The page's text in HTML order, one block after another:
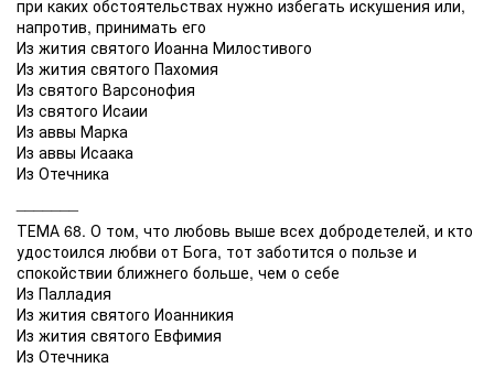
при каких обстоятельствах нужно избегать искушения или,
напротив, принимать его
Из жития святого Иоанна Милостивого
Из жития святого Пахомия
Из святого Варсонофия
Из святого Исаии
Из аввы Марка
Из аввы Исаака
Из Отечника
ТЕМА 68. О том, что любовь выше всех добродетелей, и кто
удостоился любви от Бога, тот заботится о пользе и
спокойствии ближнего больше, чем о себе
Из Палладия
Из жития святого Иоанникия
Из жития святого Евфимия
Из Отечника